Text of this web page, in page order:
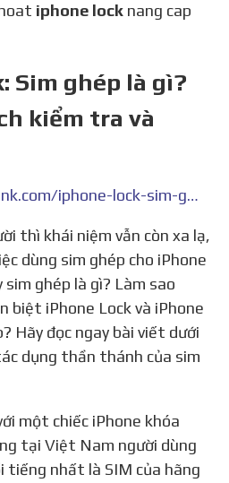
iphone lock nang cap
Sim ghép là gì?
kiểm tra và
https://tin.shopdunk.com/iphone-lock-sim-ghep.html
dùng sim ghép cho iPhone
sim ghép là gì? Làm sao
biệt iPhone Lock và iPhone
Hãy đọc ngay bài viết dưới
dụng thần thánh của sim
tại Việt Nam người dùng
tiếng nhất là SIM của hãng